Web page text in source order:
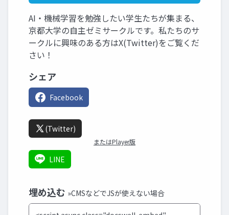
AI・機械学習を勉強したい学生たちが集まる、
京都大学の自主ゼミサークルです。私たちのサ
ークルに興味のある方はX(Twitter)をご覧くだ
さい！
シェア
Facebook
(Twitter)
またはPlayer版
LINE
埋め込む »CMSなどでJSが使えない場合